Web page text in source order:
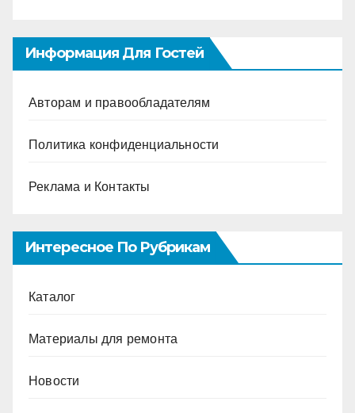
Информация Для Гостей
Авторам и правообладателям
Политика конфиденциальности
Реклама и Контакты
Интересное По Рубрикам
Каталог
Материалы для ремонта
Новости